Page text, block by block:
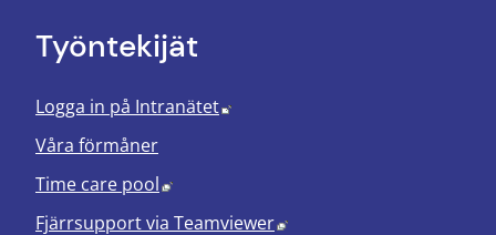
Työntekijät
Logga in på Intranätet
Våra förmåner
Time care pool Länk till annan webbplats, öppnas i
Fjärrsupport via Teamviewer Länk till annan